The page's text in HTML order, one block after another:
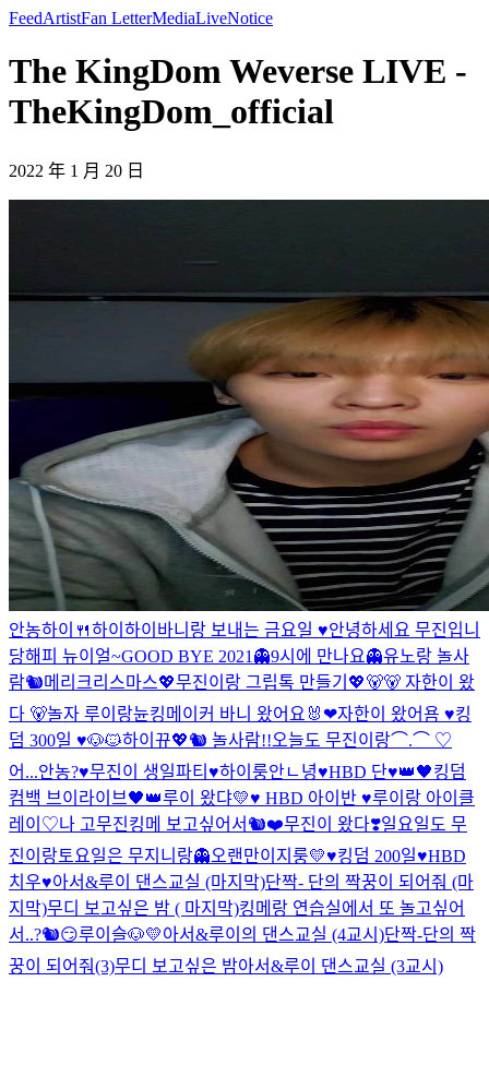
FeedArtistFan LetterMediaLiveNotice
The KingDom Weverse LIVE -
TheKingDom_official
2022 年 1 月 20 日
안농하이🍴하이 하이 바니랑 보내는 금요일 ♥안녕하세요 무진입니
당해피 뉴이얼~GOOD BYE 2021 👻9시에 만나요👻유노랑 놀사
람🐿메리크리스마스💖무진이랑 그립톡 만들기💖🐻🐻 자한이 왔
다 🐻놀자 루이랑뉸킹메이커 바니 왔어요🐰❤자한이 왔어욤 ♥킹
덤 300일 ♥🐶🐱하이 뀨💖🐿 놀사람!!오늘도 무진이랑⌒.⌒ ♡
어...안농?♥무진이 생일파티♥하이룽안ㄴ녕♥HBD 단♥👑🖤킹덤
컴백 브이라이브🖤👑루이 왔댜💛♥ HBD 아이반 ♥루이랑 아이클
레이♡나 고무진킹메 보고싶어서🐿❤무진이 왔다❣일요일도 무
진이랑토요일은 무지니랑👻오랜만이지룽💛♥킹덤 200일♥HBD
치우♥아서&루이 댄스교실 (마지막)단짝- 단의 짝꿍이 되어줘 (마
지막)무디 보고싶은 밤 ( 마지막)킹메랑 연습실에서 또 놀고싶어
서..?🐿😏루이슬🐶💛아서&루이의 댄스교실 (4교시)단짝-단의 짝
꿍이 되어줘(3)무디 보고싶은 밤아서&루이 댄스교실 (3교시)